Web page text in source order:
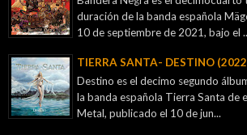
duración de la banda española
10 de septiembre de 2021, bajo el
TIERRA SANTA- DESTINO
Destino es el decimo segundo
la banda española Tierra Santa
Metal, publicado el 10 de jun...